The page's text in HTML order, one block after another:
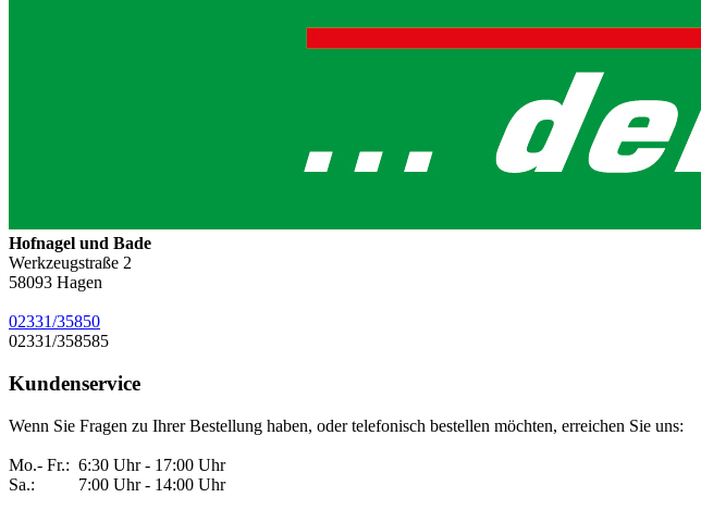
Hofnagel und Bade
Werkzeugstraße 2
58093 Hagen
02331/35850
02331/358585
Kundenservice
Wenn Sie Fragen zu Ihrer Bestellung haben, oder telefonisch bestellen möchten, erreichen Sie uns:
Mo.- Fr.: 6:30 Uhr - 17:00 Uhr
Sa.: 7:00 Uhr - 14:00 Uhr